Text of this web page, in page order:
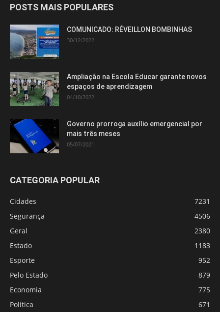
POSTS MAIS POPULARES
COMUNICADO: RÉVEILLON BOMBINHAS
30/12/2022
Ampliação na Escola Educar garante novos
espaços de aprendizagem
04/10/2022
Governo prorroga auxílio emergencial por
mais três meses
05/07/2021
CATEGORIA POPULAR
Cidades
7231
Segurança
4506
Geral
2380
Estado
1183
Esporte
952
Pelo Estado
879
Economia
775
Política
671